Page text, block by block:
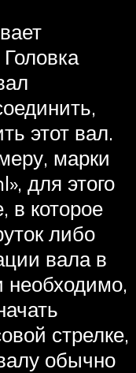
этот вал.
марки
для этого
в которое
либо
вала в
стрелке,
обычно